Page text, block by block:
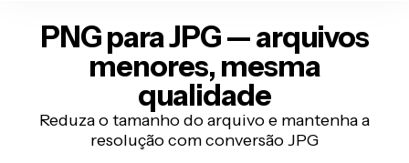
PNG para JPG— arquivos
menores, mesma
qualidade
Reduza o tamanho do arquivo e mantenha a
resolução com conversão JPG